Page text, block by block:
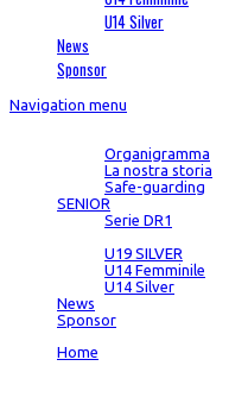
U14 Silver
News
Sponsor
Navigation menu
Organigramma
La nostra storia
Safe-guarding
SENIOR
Serie DR1
U19 SILVER
U14 Femminile
U14 Silver
News
Sponsor
Home